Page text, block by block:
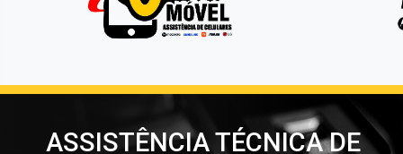
ASSISTÊNCIA TÉCNICA DE